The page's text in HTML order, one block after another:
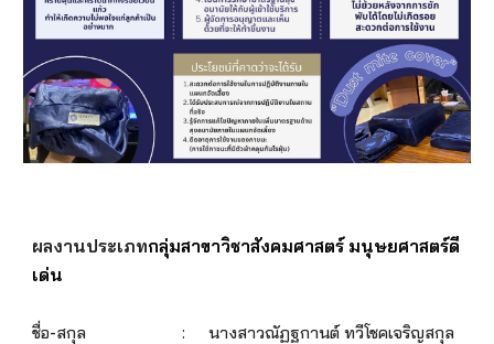
ผลงานประเภทกลุ่มสาขาวิชาสังคมศาสตร์ มนุษยศาสตร์ดี
เด่น
ชื่อ-สกุล :
นางสาวณัฏฐกานต์ ทวีโชคเจริญสกุล